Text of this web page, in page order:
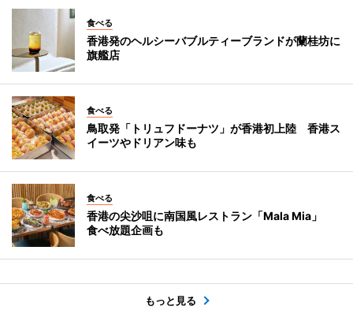
食べる
香港発のヘルシーバブルティーブランドが蘭桂坊に
旗艦店
食べる
鳥取発「トリュフドーナツ」が香港初上陸 香港ス
イーツやドリアン味も
食べる
香港の尖沙咀に南国風レストラン「Mala Mia」
食べ放題企画も
もっと見る